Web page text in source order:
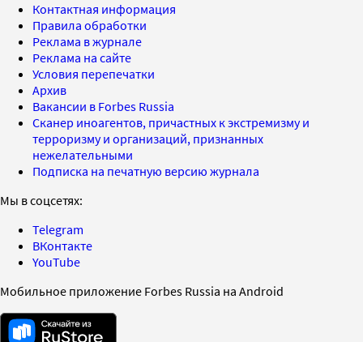
Контактная информация
Правила обработки
Реклама в журнале
Реклама на сайте
Условия перепечатки
Архив
Вакансии в Forbes Russia
Сканер иноагентов, причастных к экстремизму и
терроризму и организаций, признанных
нежелательными
Подписка на печатную версию журнала
Мы в соцсетях:
Telegram
ВКонтакте
YouTube
Мобильное приложение Forbes Russia на Android